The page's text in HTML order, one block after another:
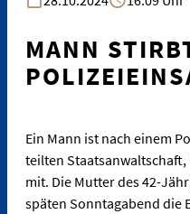
MANN
Ein Mann ist nach einem
teilten
mit. Die Mutter des 42-
späten Sonntagabend die